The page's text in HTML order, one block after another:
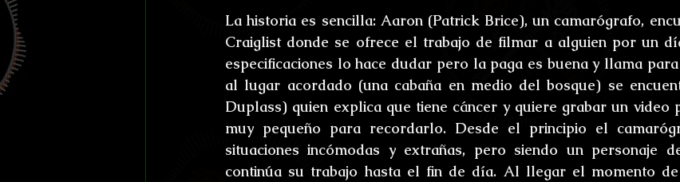
La historia es sencilla: Aaron (Patrick Brice), un camarógrafo,
Craiglist donde se ofrece el trabajo de filmar a alguien por un
especificaciones lo hace dudar pero la paga es buena y llama
al lugar acordado (una cabaña en medio del bosque) se
Duplass) quien explica que tiene cáncer y quiere grabar un video
muy pequeño para recordarlo. Desde el principio el
situaciones incómodas y extrañas, pero siendo un personaje
continúa su trabajo hasta el fin de día. Al llegar el momento de